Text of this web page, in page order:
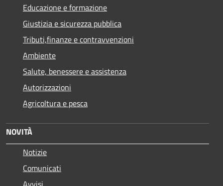
Educazione e formazione
Giustizia e sicurezza pubblica
Tributi,finanze e contravvenzioni
Ambiente
Salute, benessere e assistenza
Autorizzazioni
Agricoltura e pesca
NOVITÀ
Notizie
Comunicati